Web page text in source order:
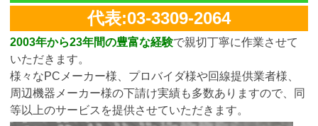
代表:03-3309-2064
2003年から23年間の豊富な経験で親切丁寧に作業させて
いただきます。
様々なPCメーカー様、プロバイダ様や回線提供業者様、
周辺機器メーカー様の下請け実績も多数ありますので、同
等以上のサービスを提供させていただきます。